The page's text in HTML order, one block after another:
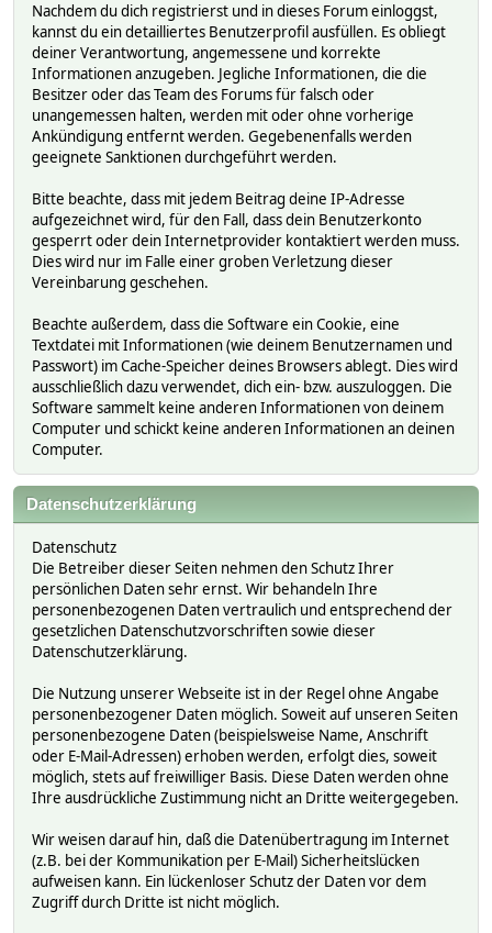
Nachdem du dich registrierst und in dieses Forum einloggst,
kannst du ein detailliertes Benutzerprofil ausfüllen. Es obliegt
deiner Verantwortung, angemessene und korrekte
Informationen anzugeben. Jegliche Informationen, die die
Besitzer oder das Team des Forums für falsch oder
unangemessen halten, werden mit oder ohne vorherige
Ankündigung entfernt werden. Gegebenenfalls werden
geeignete Sanktionen durchgeführt werden.
Bitte beachte, dass mit jedem Beitrag deine IP-Adresse
aufgezeichnet wird, für den Fall, dass dein Benutzerkonto
gesperrt oder dein Internetprovider kontaktiert werden muss.
Dies wird nur im Falle einer groben Verletzung dieser
Vereinbarung geschehen.
Beachte außerdem, dass die Software ein Cookie, eine
Textdatei mit Informationen (wie deinem Benutzernamen und
Passwort) im Cache-Speicher deines Browsers ablegt. Dies wird
ausschließlich dazu verwendet, dich ein- bzw. auszuloggen. Die
Software sammelt keine anderen Informationen von deinem
Computer und schickt keine anderen Informationen an deinen
Computer.
Datenschutzerklärung
Datenschutz
Die Betreiber dieser Seiten nehmen den Schutz Ihrer
persönlichen Daten sehr ernst. Wir behandeln Ihre
personenbezogenen Daten vertraulich und entsprechend der
gesetzlichen Datenschutzvorschriften sowie dieser
Datenschutzerklärung.
Die Nutzung unserer Webseite ist in der Regel ohne Angabe
personenbezogener Daten möglich. Soweit auf unseren Seiten
personenbezogene Daten (beispielsweise Name, Anschrift
oder E-Mail-Adressen) erhoben werden, erfolgt dies, soweit
möglich, stets auf freiwilliger Basis. Diese Daten werden ohne
Ihre ausdrückliche Zustimmung nicht an Dritte weitergegeben.
Wir weisen darauf hin, daß die Datenübertragung im Internet
(z.B. bei der Kommunikation per E-Mail) Sicherheitslücken
aufweisen kann. Ein lückenloser Schutz der Daten vor dem
Zugriff durch Dritte ist nicht möglich.